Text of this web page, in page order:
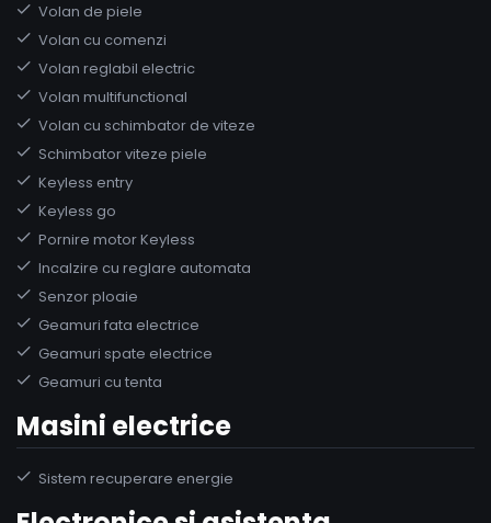
Volan de piele
Volan cu comenzi
Volan reglabil electric
Volan multifunctional
Volan cu schimbator de viteze
Schimbator viteze piele
Keyless entry
Keyless go
Pornire motor Keyless
Incalzire cu reglare automata
Senzor ploaie
Geamuri fata electrice
Geamuri spate electrice
Geamuri cu tenta
Masini electrice
Sistem recuperare energie